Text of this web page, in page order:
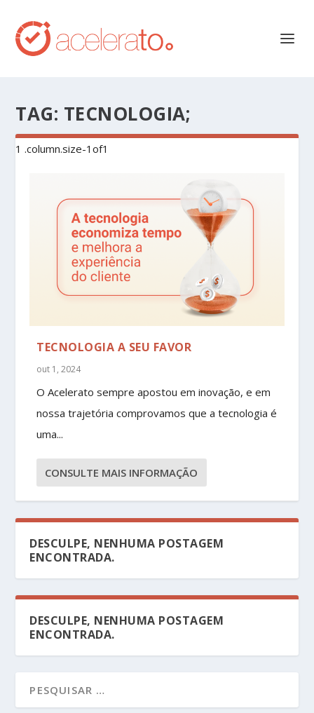
TAG: TECNOLOGIA;
TECNOLOGIA A SEU FAVOR
out 1, 2024
O Acelerato sempre apostou em inovação, e em
nossa trajetória comprovamos que a tecnologia é
uma...
CONSULTE MAIS INFORMAÇÃO
DESCULPE, NENHUMA POSTAGEM
ENCONTRADA.
DESCULPE, NENHUMA POSTAGEM
ENCONTRADA.